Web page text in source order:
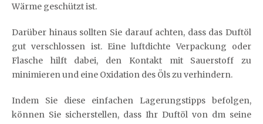
Wärme geschützt ist.
Darüber hinaus sollten Sie darauf achten, dass das Duftöl
gut verschlossen ist. Eine luftdichte Verpackung oder
Flasche hilft dabei, den Kontakt mit Sauerstoff zu
minimieren und eine Oxidation des Öls zu verhindern.
Indem Sie diese einfachen Lagerungstipps befolgen,
können Sie sicherstellen, dass Ihr Duftöl von dm seine